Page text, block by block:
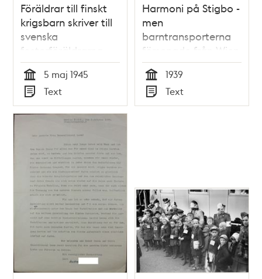
Föräldrar till finskt
krigsbarn skriver till
svenska
fosterföräldrarna
Tid
5 maj 1945
Typ
Text
Harmoni på Stigbo -
men
barntransporterna
försenade från Wien
Tid
1939
Typ
Text